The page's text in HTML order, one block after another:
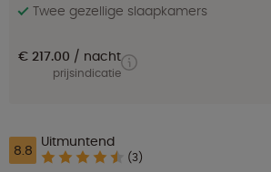
Twee gezellige slaapkamers
€ 217.00 nacht
prijsindicatie
8.8 Uitmuntend
(3)